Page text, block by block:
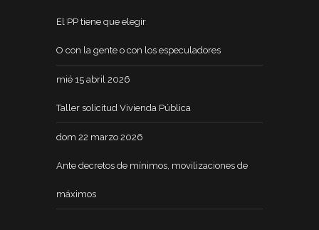
El PP tiene que elegir
O con la gente o con los especuladores
mié 15 abril 2026
Taller solicitud Vivienda Pública
dom 22 marzo 2026
Ante decretos de mínimos, movilizaciones de
máximos